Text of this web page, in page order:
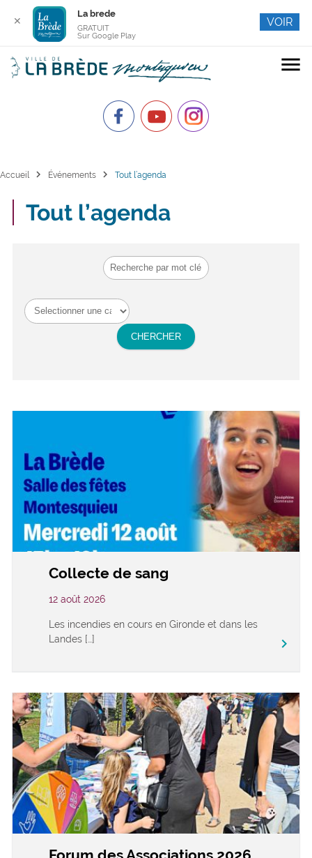
menu
Accueil chevron_right Événements chevron_right Tout l’agenda
Tout l’agenda
Collecte de sang
12 août 2026
Les incendies en cours en Gironde et dans les
Landes […]
keyboard_arrow_right
✕
La brede
GRATUIT
Sur Google Play
VOIR